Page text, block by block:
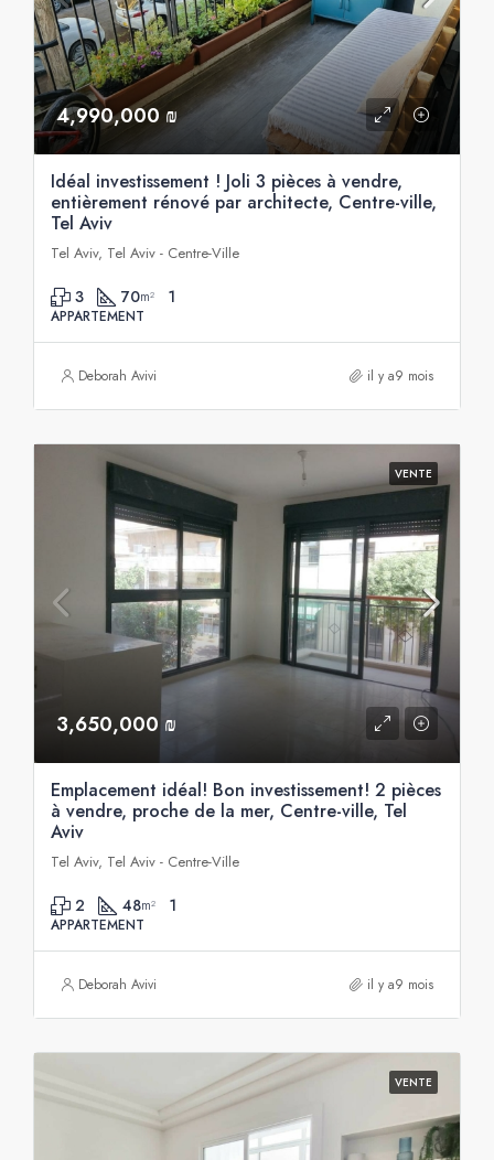
4,990,000 ₪
Idéal investissement ! Joli 3 pièces à vendre,
entièrement rénové par architecte, Centre-ville,
Tel Aviv
Tel Aviv, Tel Aviv - Centre-Ville
3 70m² 1
APPARTEMENT
Deborah Avivi il y a9 mois
VENTE
3,650,000 ₪
Emplacement idéal! Bon investissement! 2 pièces
à vendre, proche de la mer, Centre-ville, Tel
Aviv
Tel Aviv, Tel Aviv - Centre-Ville
2 48m² 1
APPARTEMENT
Deborah Avivi il y a9 mois
VENTE